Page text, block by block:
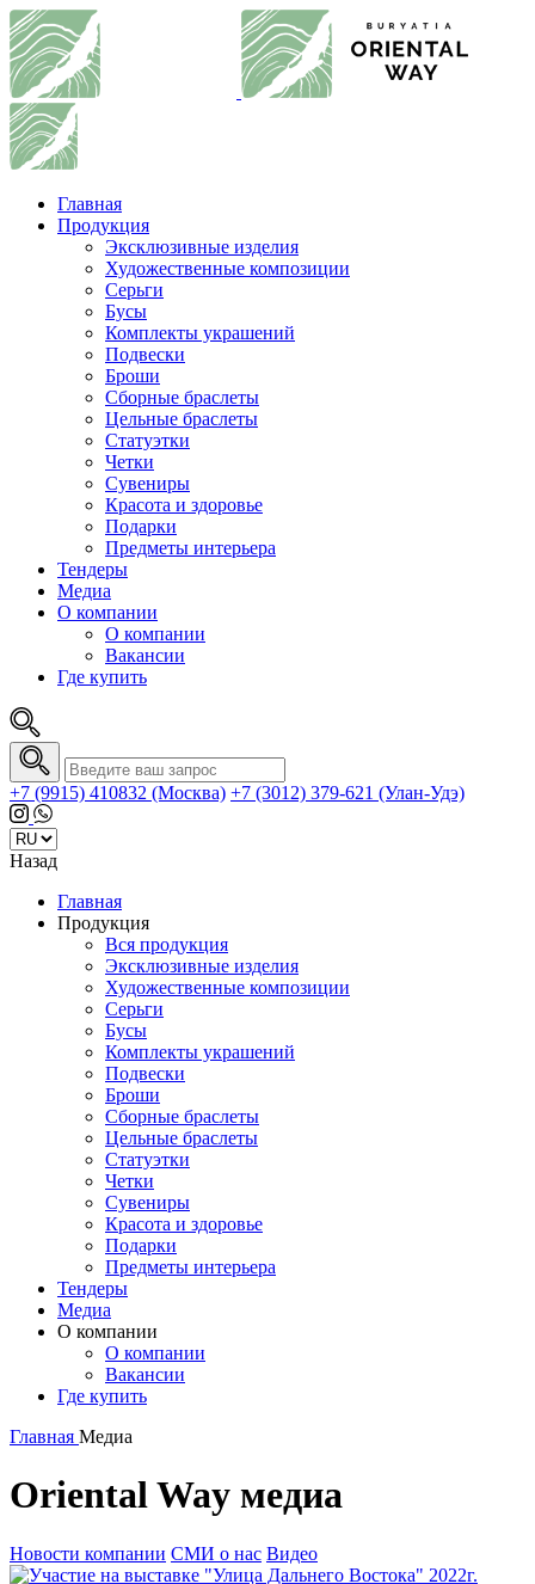
Главная
Продукция
Эксклюзивные изделия
Художественные композиции
Серьги
Бусы
Комплекты украшений
Подвески
Броши
Сборные браслеты
Цельные браслеты
Статуэтки
Четки
Сувениры
Красота и здоровье
Подарки
Предметы интерьера
Тендеры
Медиа
О компании
О компании
Вакансии
Где купить
+7 (9915) 410832 (Москва) +7 (3012) 379-621 (Улан-Удэ)
Назад
Главная
Продукция
Вся продукция
Эксклюзивные изделия
Художественные композиции
Серьги
Бусы
Комплекты украшений
Подвески
Броши
Сборные браслеты
Цельные браслеты
Статуэтки
Четки
Сувениры
Красота и здоровье
Подарки
Предметы интерьера
Тендеры
Медиа
О компании
О компании
Вакансии
Где купить
Главная Медиа
Oriental Way медиа
Новости компании СМИ о нас Видео